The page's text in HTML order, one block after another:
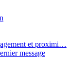
et proximi…
message